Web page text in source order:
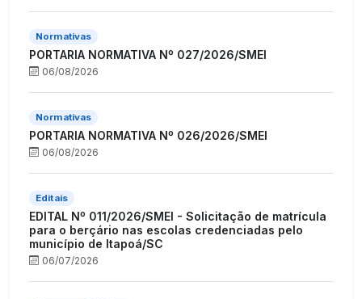
Normativas
PORTARIA NORMATIVA Nº 027/2026/SMEI
06/08/2026
Normativas
PORTARIA NORMATIVA Nº 026/2026/SMEI
06/08/2026
Editais
EDITAL Nº 011/2026/SMEI - Solicitação de matrícula
para o berçário nas escolas credenciadas pelo
município de Itapoá/SC
06/07/2026